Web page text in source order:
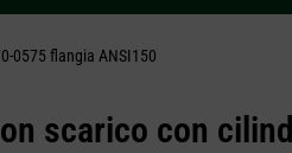
0575 flangia ANSI150
scarico con